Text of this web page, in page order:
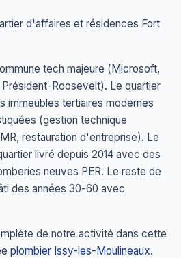
d'affaires et résidences Fort
tech majeure (Microsoft,
Roosevelt). Le quartier
immeubles tertiaires modernes
(gestion technique
restauration d'entreprise). Le
livré depuis 2014 avec des
neuves PER. Le reste de
des années 30-60 avec
de notre activité dans cette
plombier Issy-les-Moulineaux.